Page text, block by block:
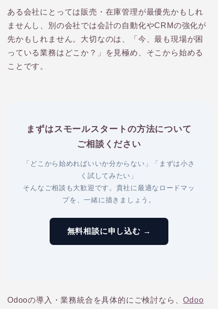
ある会社にとっては販売・在庫管理が最優先かもしれ
ませんし、別の会社では会計の自動化やCRMの強化が
先かもしれません。大切なのは、「今、最も現場が困
っている業務はどこか？」を見極め、そこから始める
ことです。
まずはスモールスタートの方法について
ご相談ください
「どこから始めればいいか分からない」「まずは小さ
く試してみたい」
そんなご相談も大歓迎です。貴社に最適なロードマッ
プを、一緒に描きましょう。
無料相談に申し込む →
Odooの導入・業務統合を具体的にご検討なら、Odoo